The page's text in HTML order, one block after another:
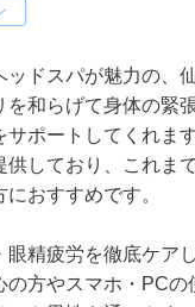
ッドスパが魅力の、
を和らげて身体の緊
サポートしてくれま
供しており、これま
おすすめです。
眼精疲労を徹底ケア
の方やスマホ・PCの